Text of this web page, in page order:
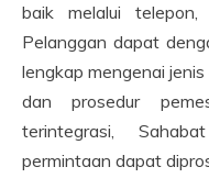
baik melalui
Pelanggan dapat
lengkap mengenai
dan prosedur
terintegrasi,
permintaan dapat